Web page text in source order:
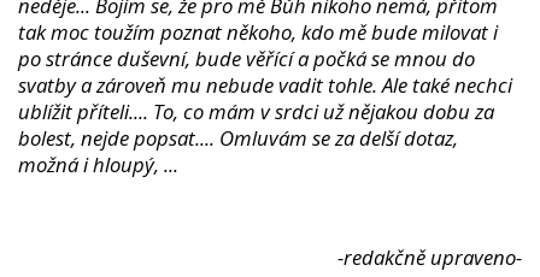
tak moc toužím poznat někoho, kdo mě bude milovat i
po stránce duševní, bude věřící a počká se mnou do
svatby a zároveň mu nebude vadit tohle. Ale také nechci
ublížit příteli.... To, co mám v srdci už nějakou dobu za
bolest, nejde popsat.... Omluvám se za delší dotaz,
možná i hloupý, ...
-redakčně upraveno-